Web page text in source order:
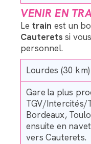
VENIR EN
Le train est un
Cauterets si
personnel.
Lourdes (30 km)
Gare la plus
TGV/Intercités/
Bordeaux,
ensuite en
vers Cauterets.